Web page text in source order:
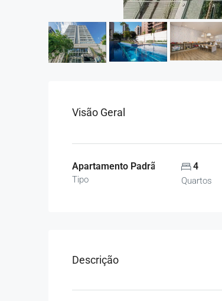
Visão Geral
Apartamento Padrão, Apartamentos
Tipo
4
Quartos
Descrição